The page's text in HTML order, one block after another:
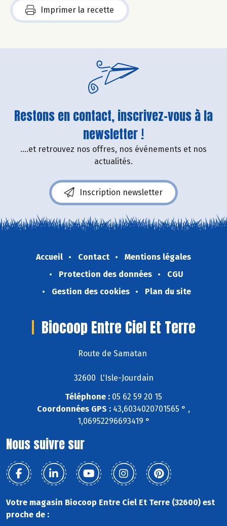
Imprimer la recette
Restons en contact, inscrivez-vous à la
newsletter !
....et retrouvez nos offres, nos événements et nos
actualités.
Inscription newsletter
Accueil Contact
Mentions légales
Protection des données
CGU
Gestion des cookies
Plan du site
Biocoop Entre Ciel Et Terre
Route de Samatan
32600 L'Isle-Jourdain
Téléphone : 05 62 59 20 15
Coordonnées GPS : 43,6034020701565 ° ,
1,06952296693419 °
Nous suivre sur
Votre magasin Biocoop Entre Ciel Et Terre (32600) est
proche de :